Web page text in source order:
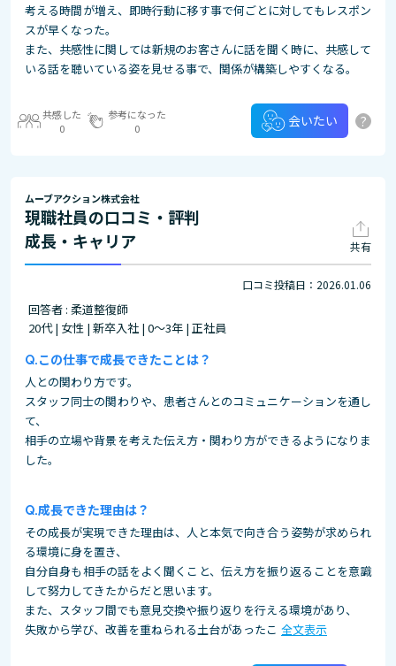
考える時間が増え、即時行動に移す事で何ごとに対してもレスポン
スが早くなった。
また、共感性に関しては新規のお客さんに話を聞く時に、共感して
いる話を聴いている姿を見せる事で、関係が構築しやすくなる。
共感した
0
参考になった
0
会いたい ?
ムーブアクション株式会社
現職社員の口コミ・評判
成長・キャリア
共有
口コミ投稿日：2026.01.06
回答者 : 柔道整復師
20代 | 女性 | 新卒入社 | 0～3年 | 正社員
この仕事で成長できたことは？
人との関わり方です。
スタッフ同士の関わりや、患者さんとのコミュニケーションを通し
て、
相手の立場や背景を考えた伝え方・関わり方ができるようになりま
した。
成長できた理由は？
その成長が実現できた理由は、人と本気で向き合う姿勢が求められ
る環境に身を置き、
自分自身も相手の話をよく聞くこと、伝え方を振り返ることを意識
して努力してきたからだと思います。
また、スタッフ間でも意見交換や振り返りを行える環境があり、
失敗から学び、改善を重ねられる土台があったこ 全文表示